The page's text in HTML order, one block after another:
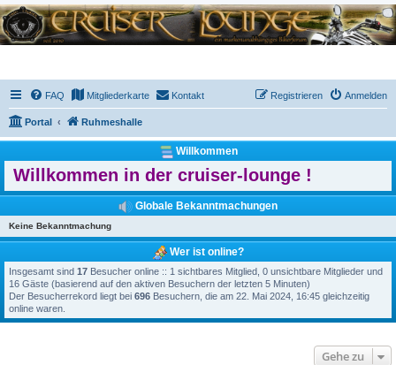
FAQ Mitgliederkarte Kontakt Anmelden
Registrieren
Portal Ruhmeshalle
Willkommen
Willkommen in der cruiser-lounge !
Globale Bekanntmachungen
Keine Bekanntmachung
Wer ist online?
Insgesamt sind 17 Besucher online :: 1 sichtbares Mitglied, 0 unsichtbare Mitglieder und
16 Gäste (basierend auf den aktiven Besuchern der letzten 5 Minuten)
Der Besucherrekord liegt bei 696 Besuchern, die am 22. Mai 2024, 16:45 gleichzeitig
online waren.
Gehe zu